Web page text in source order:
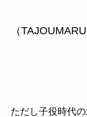
（TAJOUMARU
ただし子役時代